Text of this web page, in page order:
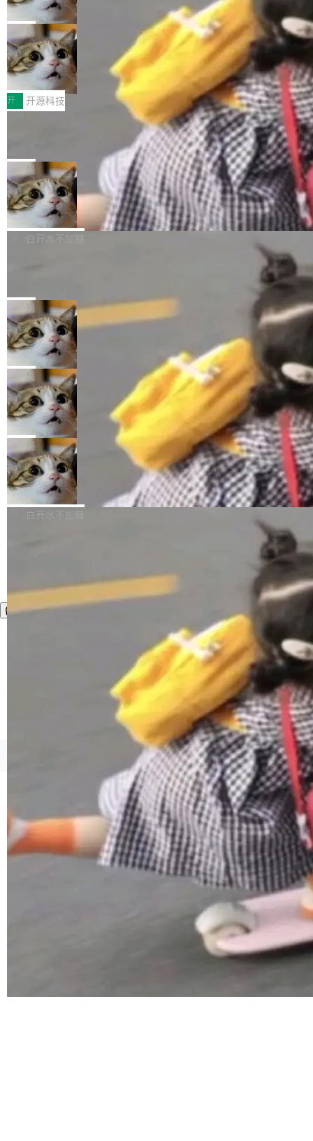
（<a href="https://bugzilla.mozilla.org/show_
bug.cgi?id=204...
orkers 跑了十年 Isolate。用 CEO Matthew Pri
nce 的话说：「我们一生都在用 Isolate 运行代
码，而 AI Agent 不需要容器，它们需要的是 Iso
late。」 容器为什么不合适 容器的问题在于启动
和销毁都太重了。一个 Agent 要执行的任务可能
只需要几毫秒的 CPU 时间，但容器从冷启动到
就绪要花数秒。如果未来有十...
诉讼，称“Apple is getting this wron
g”
上个月，苹果一纸诉状把 OpenAI 告上法庭，指
控其挖角苹果前员工并窃取商业秘密。苹果的诉
状把 OpenAI 描述成一个系统性地从前东家挖
人、套取机密信息的对手。 OpenAI 没发律师
函，也没选择庭外沉默。它在官网贴了一篇博
文，标题只有六个字：Apple is getting this wro
ng。 然后，它把邮件往来和 iMessage 聊天记
录全贴了出来。 他发错人了 苹果外部律师 Gabr
iel Gross 来自 Weil 律所，2 月 23 日下午 5:53
给 OpenAI 总法律顾问 Che Chang 发了封邮
件，附了一封长信，要求 OpenAI 配合调查前苹
果员工带走机密信...
局
HUAWEI MatePad Edge上架WorkBu
ddy鸿蒙PC版，说话就能干活的AI办公
搭子
全能AI工作台WorkBuddy鸿蒙PC版上架HUAWE
I MatePad Edge应用市场，直接下载即可使
用，与鸿蒙电脑上的体验一致。值得一提的是，
这是目前市面上唯一支持平板接入WorkBuddy P
C版的产品，搭载“人机双写”重磅功能——你写
你的，AI写AI的，同屏协作互不干扰。一句话让
AI帮你干活，现在开启全新体验！ 温馨提示：
体验WorkBuddy鸿蒙PC版前，请将 HUAWEI M
atePad Edge 升级至 HarmonyOS 6.1.0.135S
P9 patch03及以上版本。 *升级路径：设置 > 搜
开 开源科技
FFmpeg 9.0 发布：代号“Lei”，以此纪
全球知名开源多媒体框架 FFmpeg 今天正式发
布了 9.0 版本。这个版本除了带来新一代音视频
处理能力和硬件加速支持之外，还有一个特殊之
处：FFmpeg 9.0 的代号是“Lei”。 这个名字，
来自中国开发者雷霄骅（Lei Xiaohua）。 对于
很多中国音视频开发者而言，这个名字并不陌
“启蒙老师”。 而今年，恰好是雷霄骅离世十周
年。FFmpeg 社区最终选择用一个大版本的名
字，留下了这份纪念。 雷霄骅曾是中国传媒大学
数字电视技术方向的博士生，长期从事视频、音
频技...
局
亚马逊成本失控：AI 写代码烧掉 1215
万元，超预算 860%
外媒近日曝光了亚马逊的多份内部报告显示，AI
导致公司在多个项目上超支。《金融时报》报道
编写程序，目标是完成电商平台作者信息与商品
列表的数据匹配 —— 一项常规的数据处理任
务，最终却产生了 180 万美元的账单，实际支出
超出原定预算 860%。 更令人意外的是，该项目
最终并未成功落地，而高额算力消耗持续运行长
达 5 个月，公司直到财务对账时才察觉异常。这
意味着一个无人看管的 AI 程序，在近半年时间
里日夜不停地"烧钱"。 复盘显示，...
白开水不加糖
e CEO Clément Delangue 在 CNBC 的采访里
没有拐弯抹角。他说中国正在赢得 AI 竞赛，而
且按目前的速度，中国 AI 工具预计在今年底或
2027 年就能追上美国前沿实验室的水平。 Dela
ngue 把原因归结为一件事：开放协作。中国的
AI 开发者在一个共享和协作的生态里加速迭代，
而美国模型厂商在"闭门造车"。他的原话是 "buil
ding in silos"——各自为战，互不通气。 这个判
断从他嘴里说出来分量不同。Hugging Face 是
全球最大的开源 AI 平台，上面跑着上百万个模
型。谁在开源赛道上领先，...
局
当 AI agent 把源码变成了最好的扩展系
统，开发者工具必须开源
五年前，David Crawshaw 问过很多软件工程师
一个问题：你写过什么给自己用的程序？答案几
乎都是没有。工程师们整天用别人写的程序写程
序给别人用。偶尔有人自己写个博客系统、智能
家居控制、家庭实验室，都算稀奇事。 Crawsh
aw 是 Shelley 的作者，一个开源 AI coding age
nt。他最近在博客上写了一篇文章，核心论点很
简单：开发者工具必须开源。 理由不是传统的自
由软件情怀，而是一个跟 AI agent 直接相关的
技术判断。 两行 prompt 就能个性化任何软件 C
局
DeepSeek Harness 宣布内测邀请，全
网最大规模开源 Agent 路演现场诞生
一条内测招募帖，发出去的时候大概没人想到它
会变成一场开源 Agent 生态的路演。 8月1日，
DeepSeek Harness 团队负责人崔添翼（tiany
i）在 X 上发帖： 「如果你是 Agent Harness 相
关开源项目的开发者，希望参加 DeepSeek Har
ness 的内测，可以回复或私信联系我。请附上
Harness 负责把能力落到真实环境中——调用工
具、读写文件、管理上下文、处理错误、完成闭
环。崔添翼招人的标...
局
商汤 SenseNova U1.5-Lite-Preview
开源
商汤科技宣布面向社区开源轻量级统一多模态模
型的预览版本 SenseNova U1.5-Lite-Preview。
理解、推理、生成与编辑，还仅以 8B-MoT 的轻
量大小，将能力推进到4K、更精细的真实质感、
更复杂的视觉控制和可持续迭代编辑。 相比 U
1，U1.5-Lite-Preview 在以下方向上带来了显著
提升： 原生支持4K图像生成； 更精细的局部纹
理、细节与真实世界质感； 更准确的中英文文字
生成与复杂版式组织； 更稳定的图...
白开水不加糖
©OSCHINA(OSChina.NET) 京ICP备2025119063号